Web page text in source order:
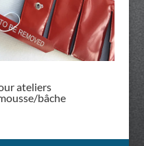
ateliers
bâche